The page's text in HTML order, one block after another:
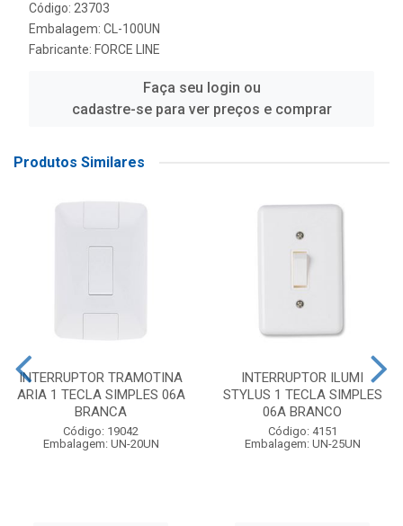
Código: 23703
Embalagem: CL-100UN
Fabricante: FORCE LINE
Faça seu login ou
cadastre-se para ver preços e comprar
Produtos Similares
INTERRUPTOR TRAMOTINA
ARIA 1 TECLA SIMPLES 06A
BRANCA
Código: 19042
Embalagem: UN-20UN
INTERRUPTOR ILUMI
STYLUS 1 TECLA SIMPLES
06A BRANCO
Código: 4151
Embalagem: UN-25UN